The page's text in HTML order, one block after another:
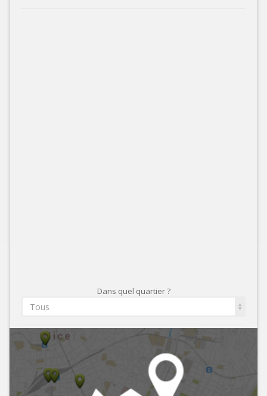
Dans quel quartier ?
Tous